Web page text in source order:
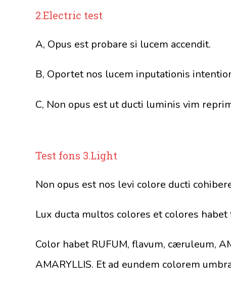
2.Electric test
A, Opus est probare si lucem accendit.
B, Oportet nos lucem inputationis
C, Non opus est ut ducti luminis vim
Test fons 3.Light
Non opus est nos levi colore ducti
Lux ducta multos colores et colores habet
Color habet RUFUM, flavum, cæruleum,
AMARYLLIS. Et ad eundem colorem